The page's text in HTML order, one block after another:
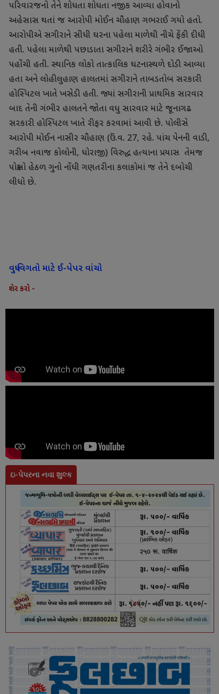
પરિવારજનો તેને શોધતા શોધતા નજીક આવ્યા હોવાનો
અહેસાસ થતાં જ આરોપી મોઈન ચૌહાણ ગભરાઈ ગયો હતો.
આરોપીએ સગીરાને સીધી ઘરના પહેલા માળેથી નીચે ફેંકી દીધી
હતી. પહેલા માળેથી પછાડાતા સગીરાને શરીરે ગંભીર ઈજાઓ
પહોંચી હતી. સ્થાનિક લોકો તાત્કાલિક ઘટનાસ્થળે દોડી આવ્યા
હતા અને લોહીલુહાણ હાલતમાં સગીરાને તાબડતોબ સરકારી
હોસ્પિટલ ખાતે ખસેડી હતી. જ્યાં સગીરાની પ્રાથમિક સારવાર
બાદ તેની ગંભીર હાલતને જોતા વધુ સારવાર માટે જૂનાગઢ
સરકારી હોસ્પિટલ ખાતે રીફર કરવામાં આવી છે. પોલીસે
આરોપી મોઈન નાસીર ચૌહાણ (ઉં.વ. 27, રહે. પાંચ પેનની વાડી,
ગરીબ નવાજ કોલોની, ધોરાજી) વિરુદ્ધ હત્યાના પ્રયાસ તેમજ
પોક્સો હેઠળ ગુનો નોંધી ગણતરીના કલાકોમાં જ તેને દબોચી
લીધો છે.
વધુ વિગતો માટે ઈ-પેપર વાંચો
શેર કરો -
ઇ-પેપરના નવા શુલ્ક